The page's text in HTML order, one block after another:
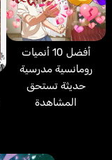
أفضل 10 أنميات
رومانسية مدرسية
حديثة تستحق
المشاهدة